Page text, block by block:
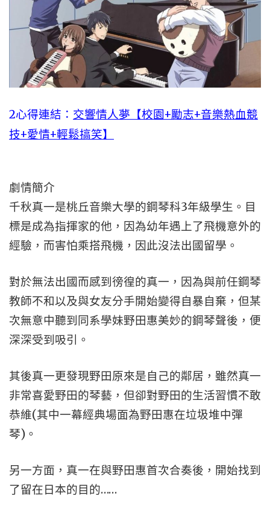
2心得連結： 交響情人夢【校園+勵志+音樂熱血競
技+愛情+輕鬆搞笑】
劇情簡介
千秋真一是桃丘音樂大學的鋼琴科3年級學生。目
標是成為指揮家的他，因為幼年遇上了飛機意外的
經驗，而害怕乘搭飛機，因此沒法出國留學。
對於無法出國而感到徬徨的真一，因為與前任鋼琴
教師不和以及與女友分手開始變得自暴自棄，但某
次無意中聽到同系學妹野田惠美妙的鋼琴聲後，便
深深受到吸引。
其後真一更發現野田原來是自己的鄰居，雖然真一
非常喜愛野田的琴藝，但卻對野田的生活習慣不敢
恭維(其中一幕經典場面為野田惠在垃圾堆中彈
琴)。
另一方面，真一在與野田惠首次合奏後，開始找到
了留在日本的目的……